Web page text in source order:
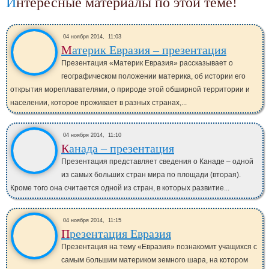
04 ноября 2014, 11:03
Материк Евразия – презентация
Презентация «Материк Евразия» рассказывает о
географическом положении материка, об истории его
открытия мореплавателями, о природе этой обширной территории и
населении, которое проживает в разных странах,...
04 ноября 2014, 11:10
Канада – презентация
Презентация представляет сведения о Канаде – одной
из самых больших стран мира по площади (вторая).
Кроме того она считается одной из стран, в которых развитие...
04 ноября 2014, 11:15
Презентация Евразия
Презентация на тему «Евразия» познакомит учащихся с
самым большим материком земного шара, на котором